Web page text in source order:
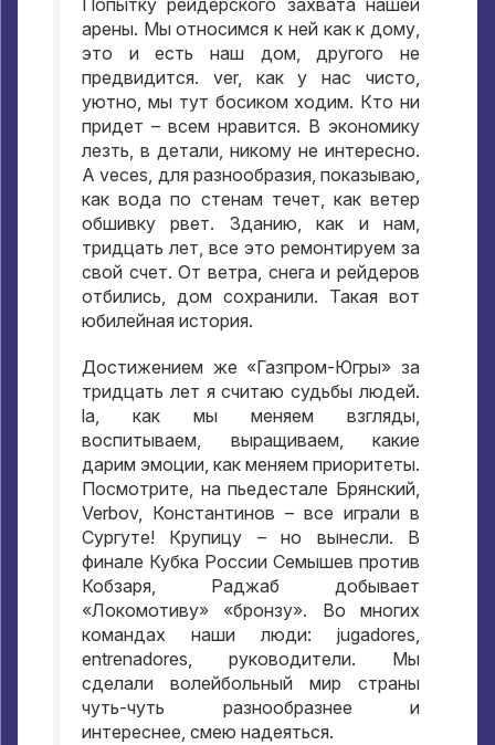
Попытку рейдерского захвата нашей
арены. Мы относимся к ней как к дому,
это и есть наш дом,другого не
предвидится. ver, как у нас чисто,
уютно, мы тут босиком ходим. Кто ни
придет – всем нравится. В экономику
лезть, в детали, никому не интересно.
A veces, для разнообразия, показываю,
как вода по стенам течет, как ветер
обшивку рвет. Зданию,как и нам,
тридцать лет, все это ремонтируем за
свой счет.От ветра, снега и рейдеров
отбились, дом сохранили. Такая вот
юбилейная история.
Достижением же «Газпром-Югры» за
тридцать лет я считаю судьбы людей.
la, как мы меняем взгляды,
воспитываем, выращиваем, какие
дарим эмоции, как меняем приоритеты.
Посмотрите, на пьедестале Брянский,
Verbov, Константинов – все играли в
Сургуте! Крупицу – но вынесли. В
финале Кубка России Семышев против
Кобзаря, Раджаб добывает
«Локомотиву» «бронзу». Во многих
командах наши люди: jugadores,
entrenadores, руководители. Мы
сделали волейбольный мир страны
чуть-чуть разнообразнее и
интереснее, смею надеяться.